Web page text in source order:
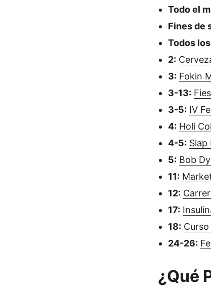
Todo el
Fines de
Todos
2:
3: Fokin
3-13:
3-5: IV
4: Holi
4-5: Slap
5: Bob
11:
12:
17:
18:
24-26:
¿Qué